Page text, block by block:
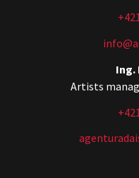
Ing.
Artists